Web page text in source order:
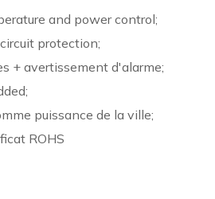
and power control;
protection;
+ avertissement d'alarme;
puissance de la ville;
ROHS